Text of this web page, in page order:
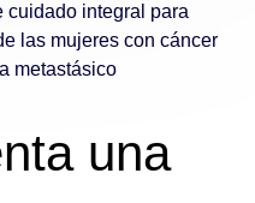
cuidado integral para
las mujeres con cáncer
metastásico
una